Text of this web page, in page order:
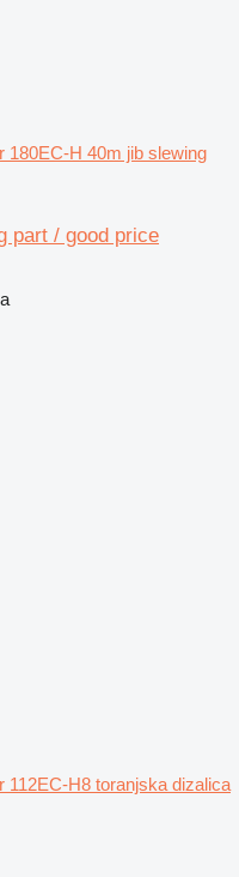
180EC-H 40m jib slewing
part / good price
112EC-H8 toranjska dizalica